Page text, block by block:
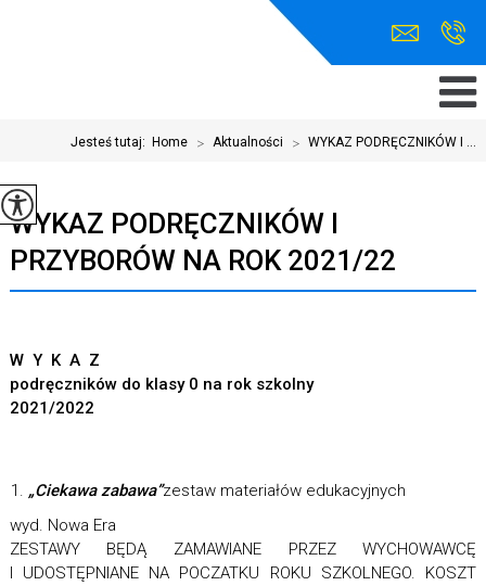
Jesteś tutaj: Home > Aktualności > WYKAZ PODRĘCZNIKÓW I ...
WYKAZ PODRĘCZNIKÓW I
PRZYBORÓW NA ROK 2021/22
W Y K A Z
podręczników do klasy 0 na rok szkolny
2021/2022
„Ciekawa zabawa”zestaw materiałów edukacyjnych
wyd. Nowa Era
ZESTAWY BĘDĄ ZAMAWIANE PRZEZ WYCHOWAWCĘ
I UDOSTĘPNIANE NA POCZATKU ROKU SZKOLNEGO. KOSZT